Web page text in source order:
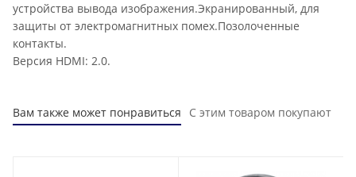
устройства вывода изображения.Экранированный, для
защиты от электромагнитных помех.Позолоченные
контакты.
Версия HDMI: 2.0.
Вам также может понравиться С этим товаром покупают